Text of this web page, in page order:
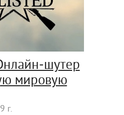
шутер
мировую
г.